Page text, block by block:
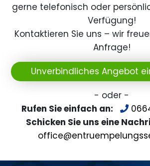
gerne telefonisch oder
Verfügung!
Kontaktieren Sie uns – wir
Anfrage!
Unverbindliches Angebot
- oder -
Rufen Sie einfach an:
Schicken Sie uns eine